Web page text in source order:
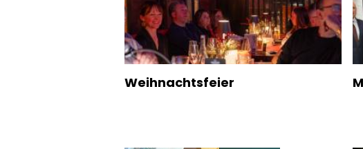
Weihnachtsfeier